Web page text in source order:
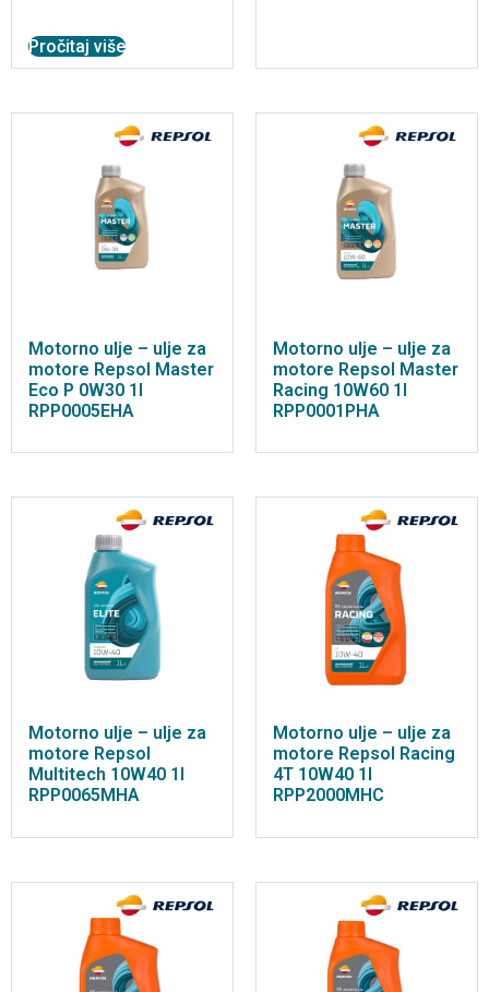
Pročitaj više
Motorno ulje – ulje za
motore Repsol Master
Eco P 0W30 1l
RPP0005EHA
Motorno ulje – ulje za
motore Repsol Master
Racing 10W60 1l
RPP0001PHA
Motorno ulje – ulje za
motore Repsol
Multitech 10W40 1l
RPP0065MHA
Motorno ulje – ulje za
motore Repsol Racing
4T 10W40 1l
RPP2000MHC